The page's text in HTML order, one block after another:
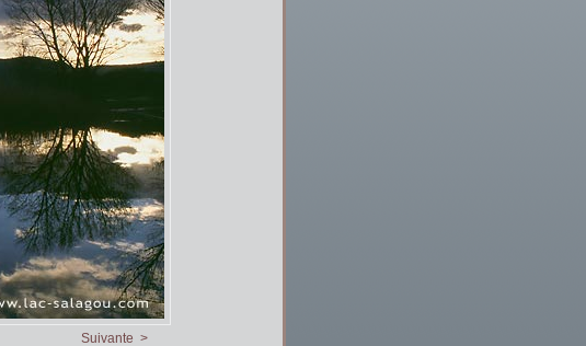
Suivante >